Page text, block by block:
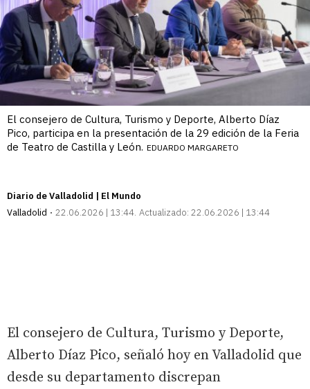
El consejero de Cultura, Turismo y Deporte, Alberto Díaz
Pico, participa en la presentación de la 29 edición de la Feria
de Teatro de Castilla y León. EDUARDO MARGARETO
Diario de Valladolid | El Mundo
Valladolid
22.06.2026 | 13:44 Actualizado: 22.06.2026 | 13:44
El consejero de Cultura, Turismo y Deporte,
Alberto Díaz Pico, señaló hoy en Valladolid que
desde su departamento discrepan